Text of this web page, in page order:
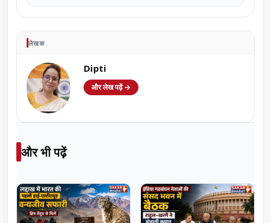
लेखक
Dipti
और लेख पढ़ें →
और भी पढ़ें